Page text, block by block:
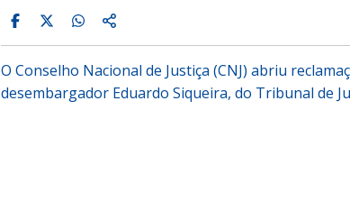
O Conselho Nacional de Justiça (CNJ) abriu
desembargador Eduardo Siqueira, do Tribunal de